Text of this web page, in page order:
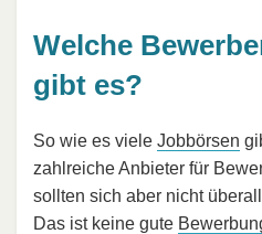
Welche
gibt es?
So wie es viele Jobbörsen
zahlreiche Anbieter für
sollten sich aber nicht
Das ist keine gute